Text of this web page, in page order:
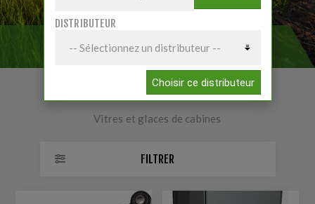
VITRES ET GLACES DE CABINES
Vitres et glaces de cabines
FILTRER
DISTRIBUTEUR
Choisir ce distributeur